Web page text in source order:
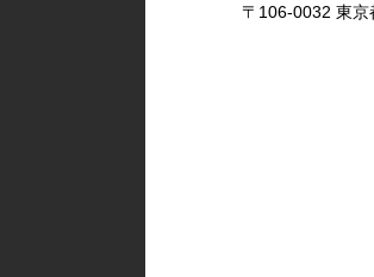
〒106-0032 東